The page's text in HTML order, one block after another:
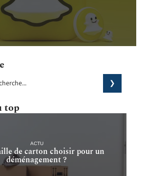
top
ACTU
de carton choisir pour un
déménagement ?